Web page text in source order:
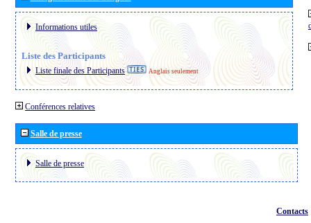
Informations utiles
Liste des Participants
Liste finale des Participants Anglais seulement
Conférences relatives
Salle de presse
Salle de presse
Contacts